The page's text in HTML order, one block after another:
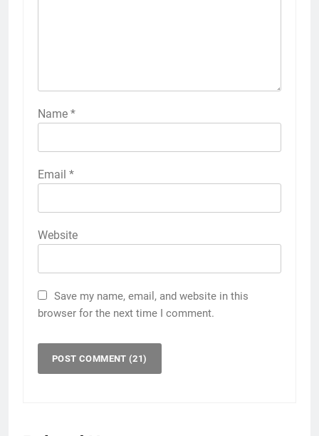
Name *
Email *
Website
Save my name, email, and website in this
browser for the next time I comment.